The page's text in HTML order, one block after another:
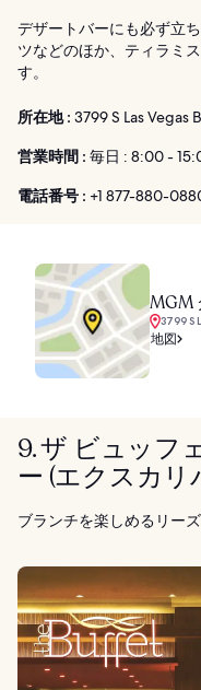
デザートバーにも必ず立
ツなどのほか、ティラミ
す。
所在地 : 3799 S Las Vegas
営業時間 : 毎日 : 8:00 -
電話番号 : +1 877-880-
MGM
3799 S
地図
9. ザ ビュッフ
ー (エクスカリ
ブランチを楽しめるリー